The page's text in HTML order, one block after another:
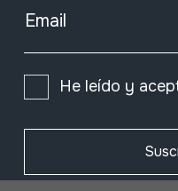
Email
He leído y